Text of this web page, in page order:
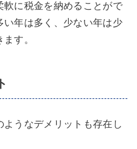
に税金を納めることがで
い年は多く、少ない年は少
す。
うなデメリットも存在し